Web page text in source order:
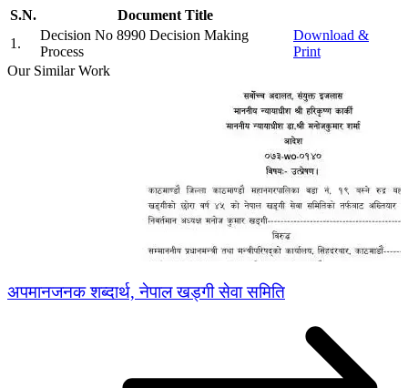
S.N.
Document Title
1.
Decision No 8990 Decision Making
Process
Download &
Print
Our Similar Work
अपमानजनक शब्दार्थ, नेपाल खड्गी सेवा समिति